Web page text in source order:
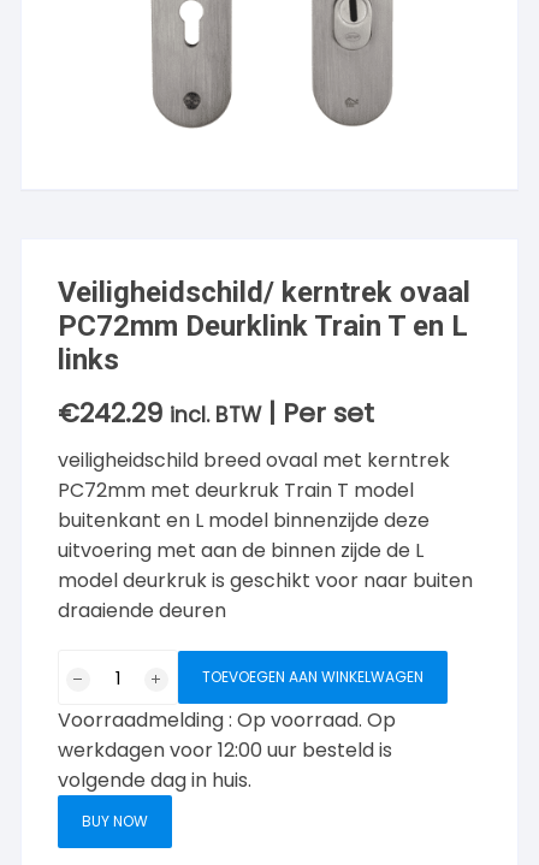
Veiligheidschild/ kerntrek ovaal
PC72mm Deurklink Train T en L
links
€242.29 incl. BTW | Per set
veiligheidschild breed ovaal met kerntrek
PC72mm met deurkruk Train T model
buitenkant en L model binnenzijde deze
uitvoering met aan de binnen zijde de L
model deurkruk is geschikt voor naar buiten
draaiende deuren
kerntrek
ovaal
PC72mm
Deurklink
TOEVOEGEN AAN WINKELWAGEN
Voorraadmelding : Op voorraad. Op
werkdagen voor 12:00 uur besteld is
volgende dag in huis.
BUY NOW